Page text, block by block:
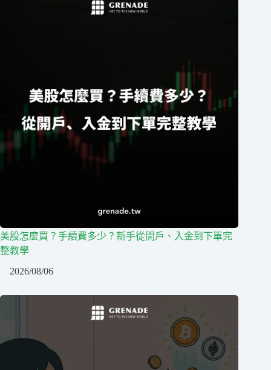
美股怎麼買？手續費多少？新手從開戶、入金到下單完
整教學
2026/08/06